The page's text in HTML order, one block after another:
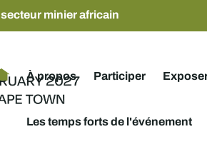
minier africain
À propos Participer
Les temps forts de l'événement